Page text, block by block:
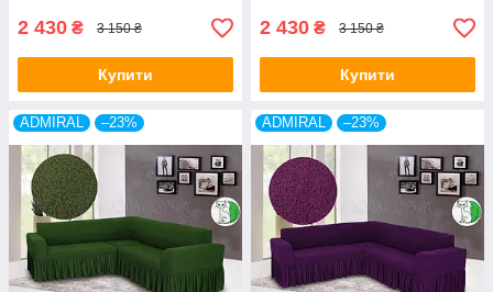
2 430 ₴ 3 150 ₴
Купити
2 430 ₴ 3 150 ₴
Купити
ADMIRAL –23% ADMIRAL –23%